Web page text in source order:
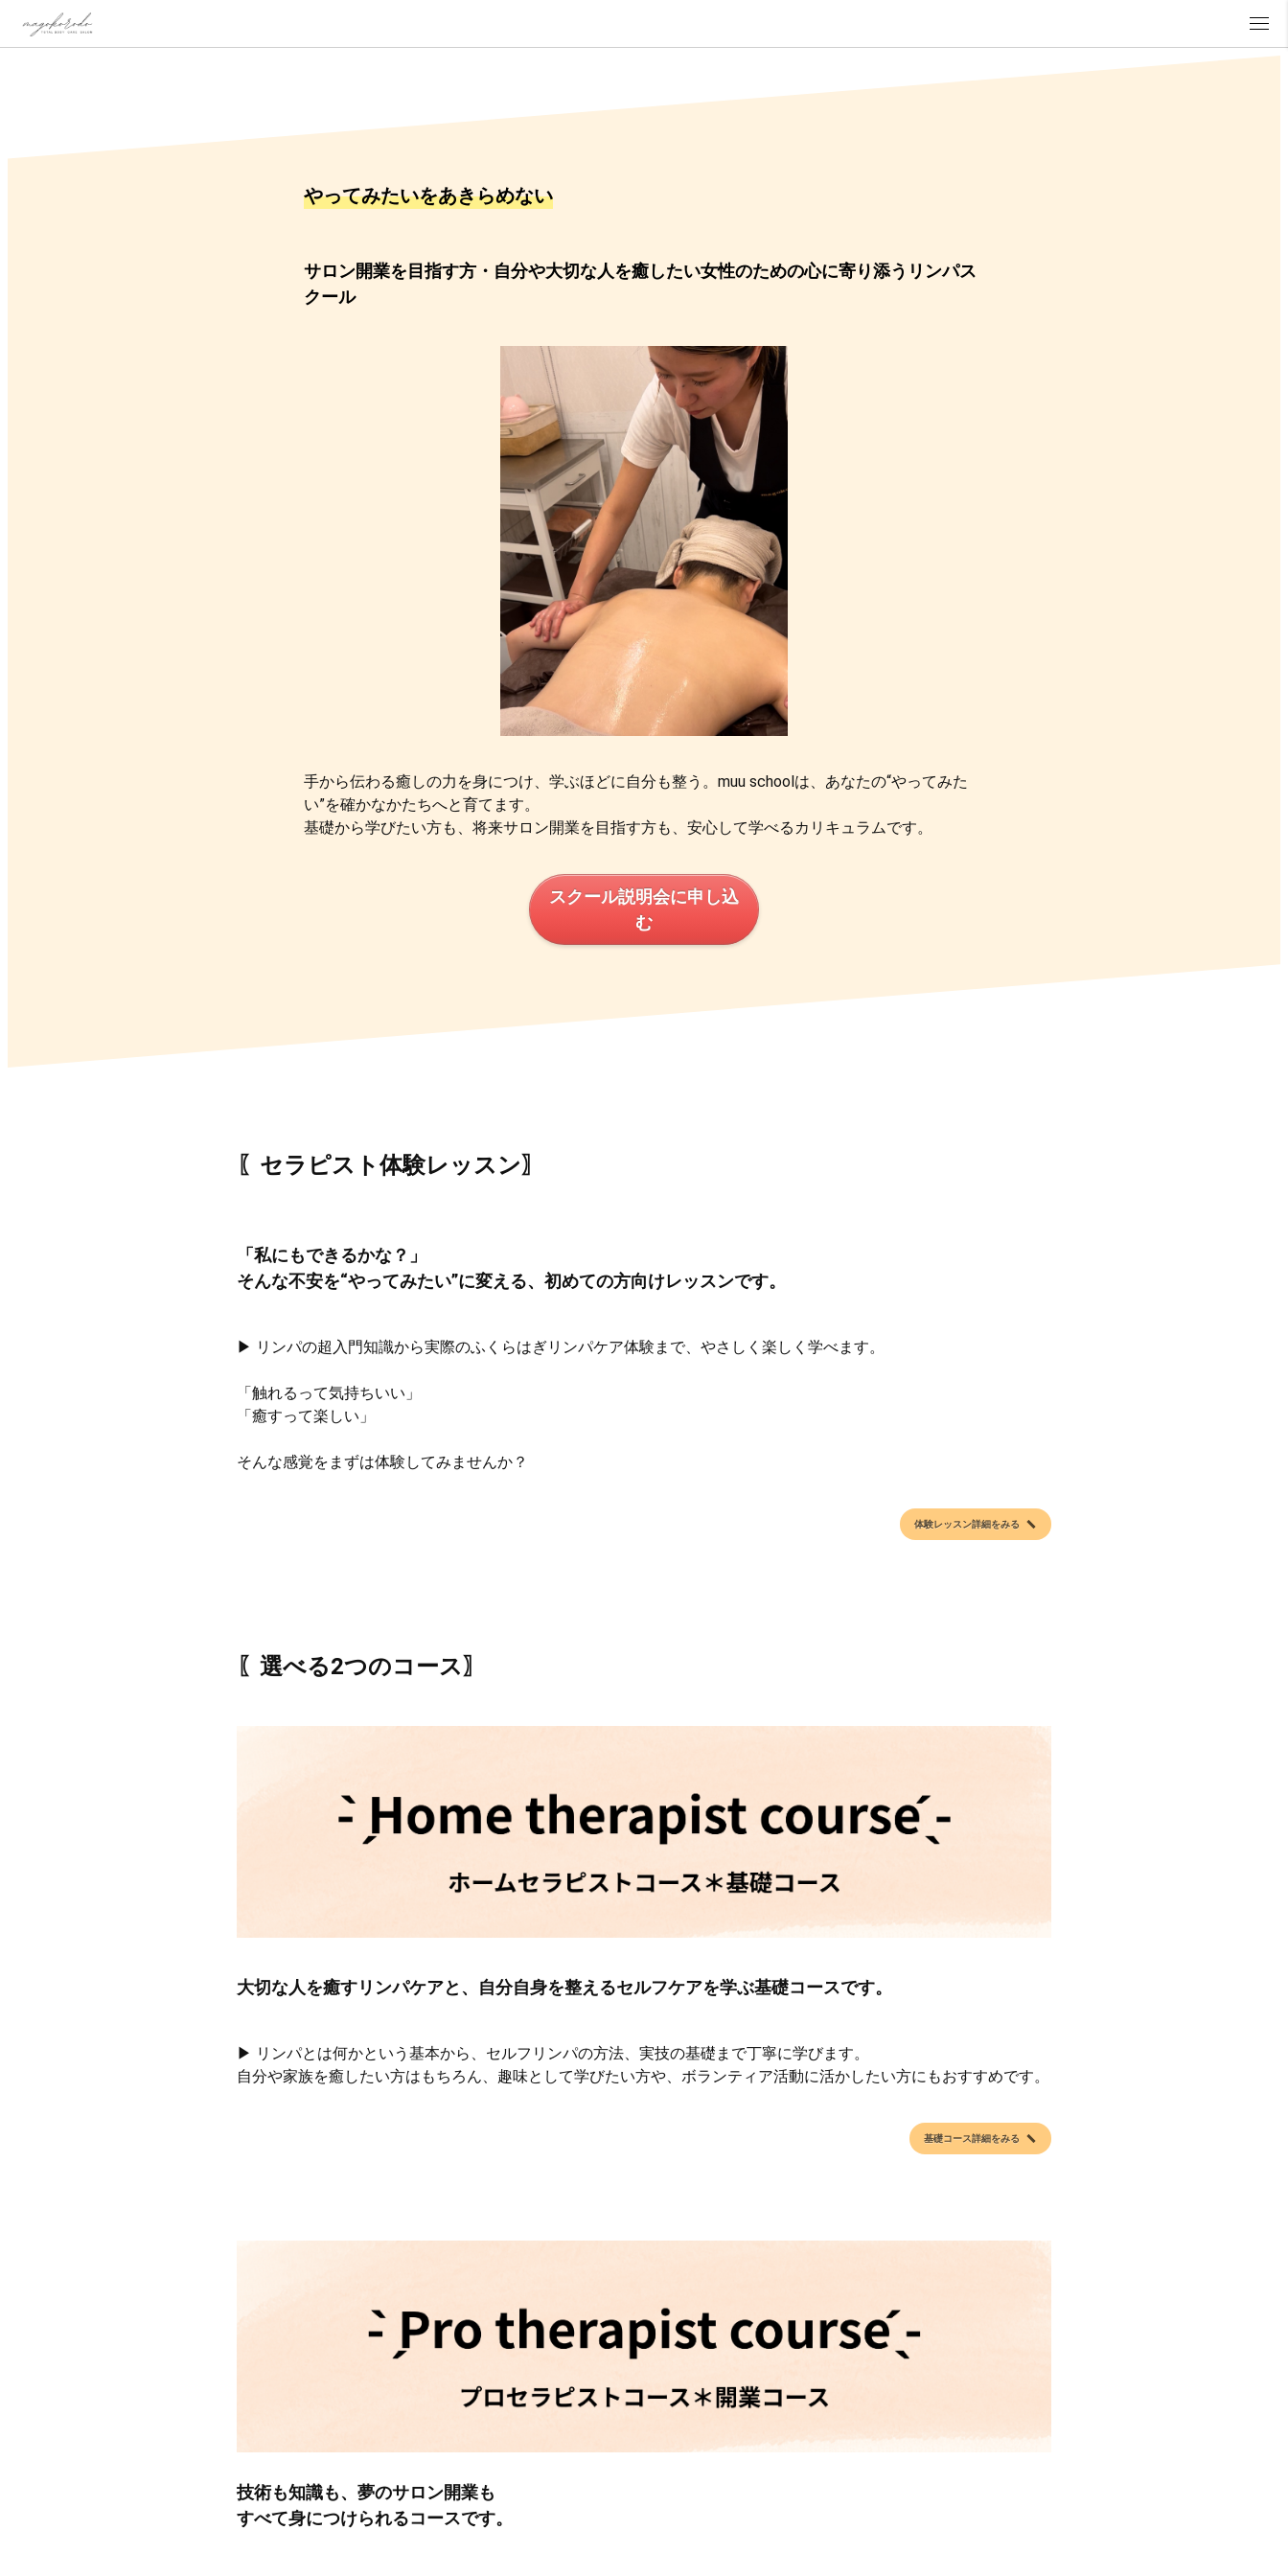
やってみたいをあきらめない
サロン開業を目指す方・自分や大切な人を癒したい女性のための心に寄り添うリンパス
クール
手から伝わる癒しの力を身につけ、学ぶほどに自分も整う。muu schoolは、あなたの“やってみた
い”を確かなかたちへと育てます。
基礎から学びたい方も、将来サロン開業を目指す方も、安心して学べるカリキュラムです。
スクール説明会に申し込
む
〖セラピスト体験レッスン〗
「私にもできるかな？」
そんな不安を“やってみたい”に変える、初めての方向けレッスンです。
▶ リンパの超入門知識から実際のふくらはぎリンパケア体験まで、やさしく楽しく学べます。
「触れるって気持ちいい」
「癒すって楽しい」
そんな感覚をまずは体験してみませんか？
体験レッスン詳細をみる
〖選べる2つのコース〗
大切な人を癒すリンパケアと、自分自身を整えるセルフケアを学ぶ基礎コースです。
▶ リンパとは何かという基本から、セルフリンパの方法、実技の基礎まで丁寧に学びます。
自分や家族を癒したい方はもちろん、趣味として学びたい方や、ボランティア活動に活かしたい方にもおすすめです。
基礎コース詳細をみる
技術も知識も、夢のサロン開業も
すべて身につけられるコースです。